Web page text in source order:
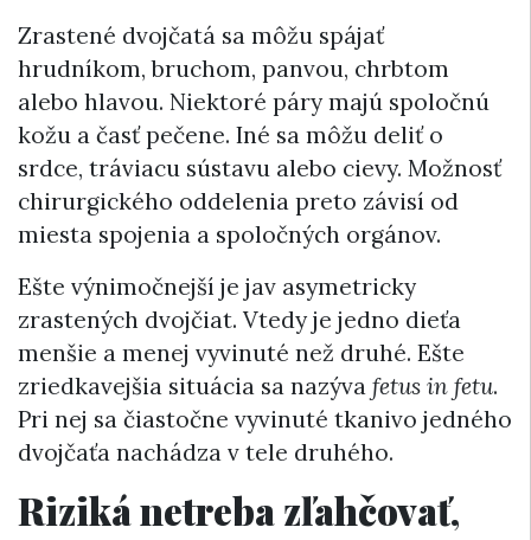
Zrastené dvojčatá sa môžu spájať
hrudníkom, bruchom, panvou, chrbtom
alebo hlavou. Niektoré páry majú spoločnú
kožu a časť pečene. Iné sa môžu deliť o
srdce, tráviacu sústavu alebo cievy. Možnosť
chirurgického oddelenia preto závisí od
miesta spojenia a spoločných orgánov.
Ešte výnimočnejší je jav asymetricky
zrastených dvojčiat. Vtedy je jedno dieťa
menšie a menej vyvinuté než druhé. Ešte
zriedkavejšia situácia sa nazýva fetus in fetu.
Pri nej sa čiastočne vyvinuté tkanivo jedného
dvojčaťa nachádza v tele druhého.
Riziká netreba zľahčovať,